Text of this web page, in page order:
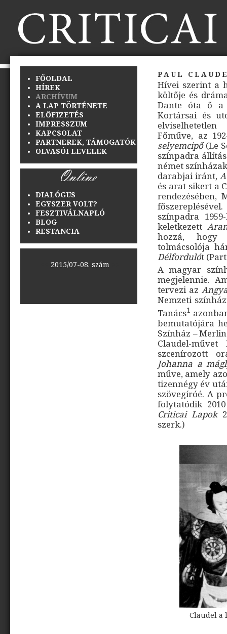
FŐOLDAL
HÍREK
ARCHÍVUM
A LAP TÖRTÉNETE
ELŐFIZETÉS
IMPRESSZUM
KAPCSOLAT
PARTNEREK, TÁMOGATÓK
OLVASÓI LEVELEK
DIALÓGUS
EGYSZER VOLT?
FESZTIVÁLNAPLÓ
BLOG
RESTANCIA
2015/07-08. szám>>
paul
Hívei szerint a
költője és
Dante óta ő a
Kortársai és
Főműve, az
selyemcipő(Le
színpadra
német
darabjai iránt,
és arat sikert a
rendezésében,
színpadra
keletkezett
hozzá, hogy
tolmácsolója
Délfordulót
A magyar
megjelennie.
tervezi az
Nemzeti
Tanács1
bemutatójára
Színház –
Claudel-
szcenírozott
Johanna a
műve, amely
tizennégy év
szövegíróé. A
folytatódik
Criticai Lapok
szerk.)
Claudel a